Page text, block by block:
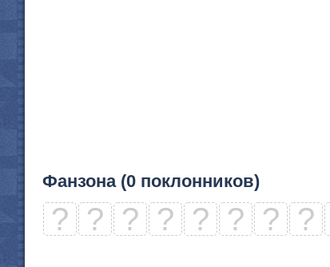
Фанзона (0 поклонников)
? ? ? ? ? ? ? ?